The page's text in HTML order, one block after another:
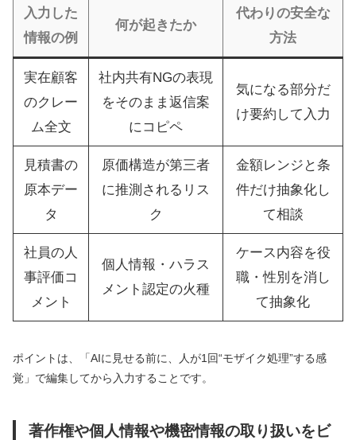
入力した
情報の例
何が起きたか
代わりの安全な
方法
実在顧客
のクレー
ム全文
社内共有NGの表現
をそのまま返信案
にコピペ
気になる部分だ
け要約して入力
見積書の
原本デー
タ
原価構造が第三者
に推測されるリス
ク
金額レンジと条
件だけ抽象化し
て相談
社員の人
事評価コ
メント
個人情報・ハラス
メント認定の火種
ケース内容を役
職・性別を消し
て抽象化
ポイントは、「AIに見せる前に、人が1回“モザイク処理”する感
覚」で編集してから入力することです。
著作権や個人情報や機密情報の取り扱いをビ